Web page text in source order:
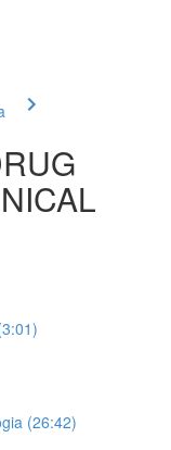
(26:42)